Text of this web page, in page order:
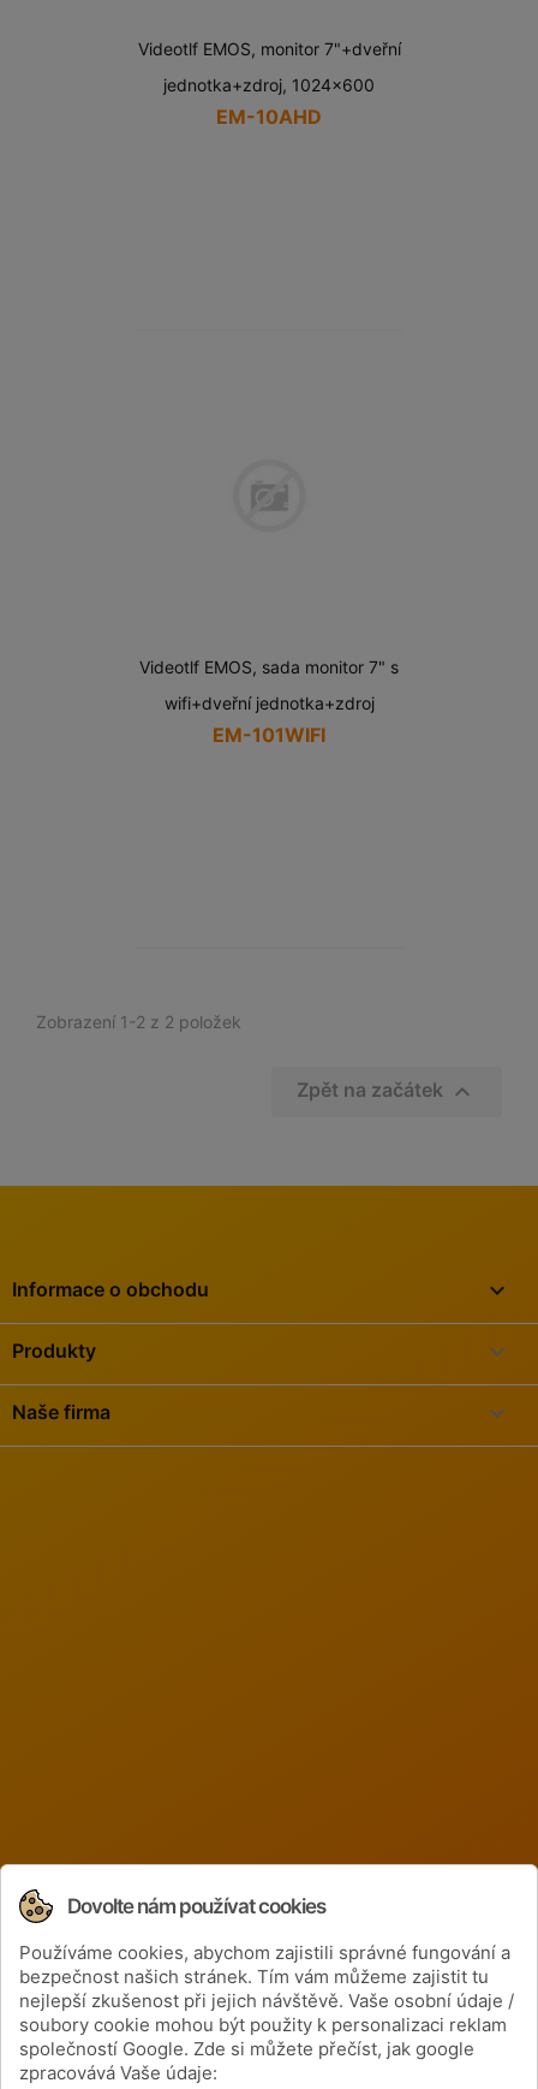
Videotlf EMOS, monitor 7"+dveřní
jednotka+zdroj, 1024x600
EM-10AHD
Videotlf EMOS, sada monitor 7" s
wifi+dveřní jednotka+zdroj
EM-101WIFI
Zobrazení 1-2 z 2 položek
Zpět na začátek 
Informace o obchodu keyboard_arrow_down
Produkty 
Naše firma 
Získejte informace o cenách a nových
produktech
Dovolte nám používat cookies
Používáme cookies, abychom zajistili správné fungování a
bezpečnost našich stránek. Tím vám můžeme zajistit tu
nejlepší zkušenost při jejich návštěvě. Vaše osobní údaje /
soubory cookie mohou být použity k personalizaci reklam
společností Google. Zde si můžete přečíst, jak google
zpracovává Vaše údaje: